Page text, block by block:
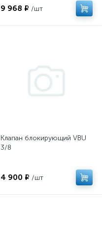
9 968 ₽ /шт
Клапан блокирующий VBU
3/8
4 900 ₽ /шт